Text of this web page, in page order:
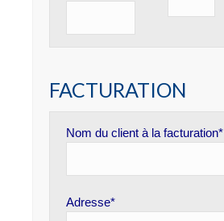
FACTURATION
Nom du client à la facturation*
Adresse*